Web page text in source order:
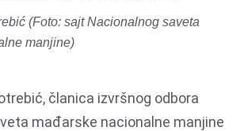
(Foto: sajt Nacionalnog saveta
manjine)
članica izvršnog odbora
mađarske nacionalne manjine